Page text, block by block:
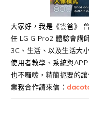
大家好，我是《雲爸》
任 LG G Pro2 體驗會講
3C、生活、以及生活大
使用者教學、系統與
也不囉嗦，精簡扼要的
業務合作請來信：